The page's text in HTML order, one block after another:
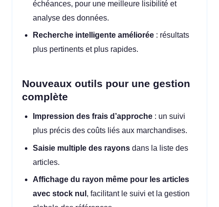
échéances, pour une meilleure lisibilité et
analyse des données.
Recherche intelligente améliorée : résultats
plus pertinents et plus rapides.
Nouveaux outils pour une gestion
complète
Impression des frais d’approche : un suivi
plus précis des coûts liés aux marchandises.
Saisie multiple des rayons dans la liste des
articles.
Affichage du rayon même pour les articles
avec stock nul , facilitant le suivi et la gestion